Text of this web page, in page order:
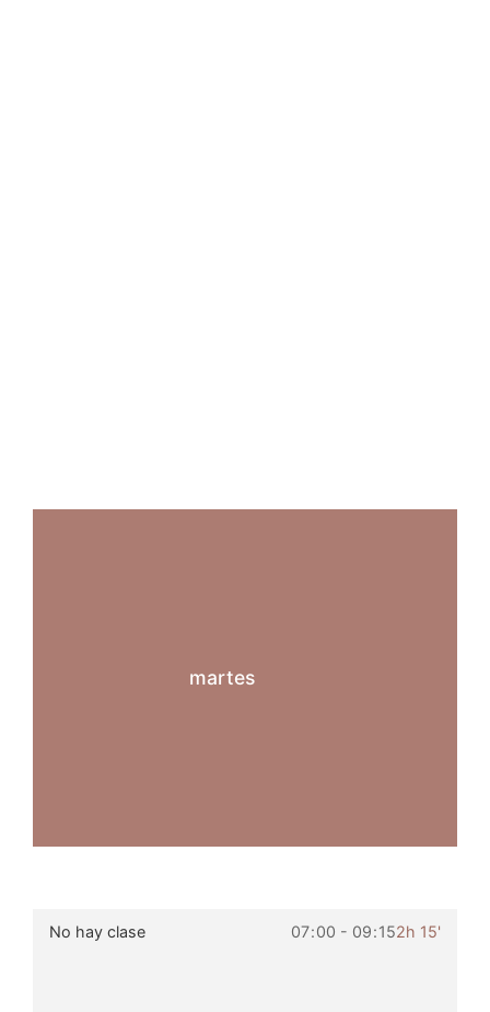
martes
No hay clase 07:00 - 09:152h 15'